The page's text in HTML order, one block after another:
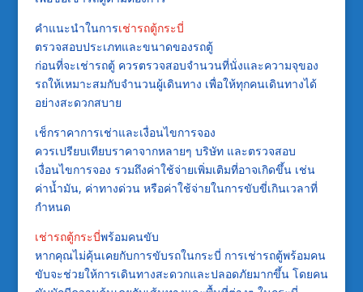
คำแนะนำในการเช่ารถตู้กระบี่
ตรวจสอบประเภทและขนาดของรถตู้
ก่อนที่จะเช่ารถตู้ ควรตรวจสอบจำนวนที่นั่งและความจุของ
รถให้เหมาะสมกับจำนวนผู้เดินทาง เพื่อให้ทุกคนเดินทางได้
อย่างสะดวกสบาย
เช็กราคาการเช่าและเงื่อนไขการจอง
ควรเปรียบเทียบราคาจากหลายๆ บริษัท และตรวจสอบ
เงื่อนไขการจอง รวมถึงค่าใช้จ่ายเพิ่มเติมที่อาจเกิดขึ้น เช่น
ค่าน้ำมัน, ค่าทางด่วน หรือค่าใช้จ่ายในการขับขี่เกินเวลาที่
กำหนด
เช่ารถตู้กระบี่พร้อมคนขับ
หากคุณไม่คุ้นเคยกับการขับรถในกระบี่ การเช่ารถตู้พร้อมคน
ขับจะช่วยให้การเดินทางสะดวกและปลอดภัยมากขึ้น โดยคน